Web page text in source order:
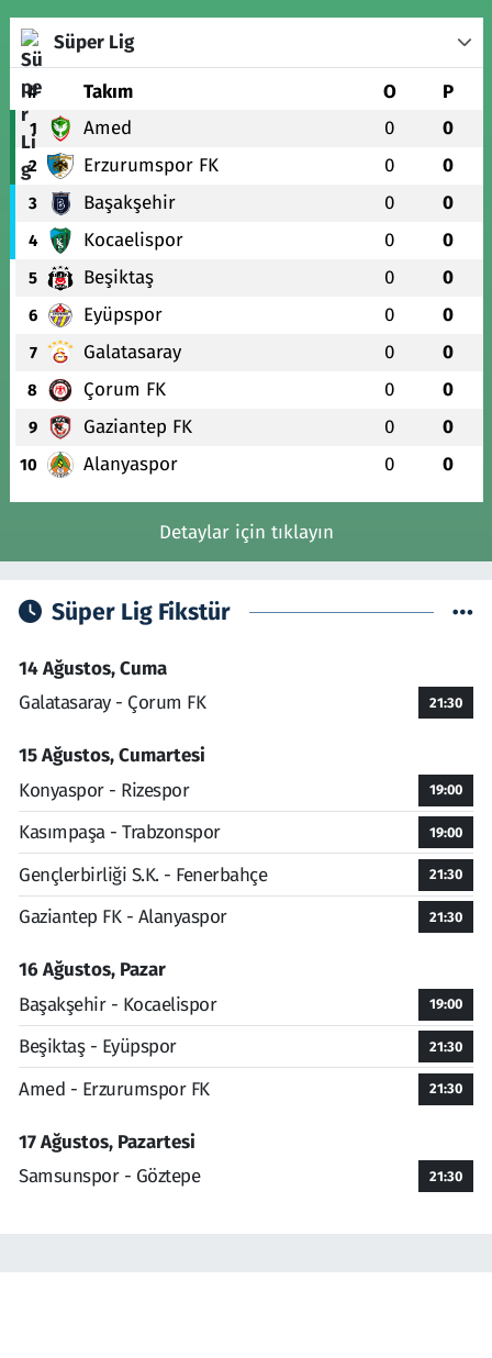
Süper Lig
# Takım O P
1 Amed 0 0
2 Erzurumspor FK 0 0
3 Başakşehir 0 0
4 Kocaelispor 0 0
5 Beşiktaş 0 0
6 Eyüpspor 0 0
7 Galatasaray 0 0
8 Çorum FK 0 0
9 Gaziantep FK 0 0
10 Alanyaspor 0 0
Detaylar için tıklayın
Süper Lig Fikstür
14 Ağustos, Cuma
Galatasaray - Çorum FK
21:30
15 Ağustos, Cumartesi
Konyaspor - Rizespor
19:00
Kasımpaşa - Trabzonspor 19:00
Gençlerbirliği S.K. - Fenerbahçe 21:30
Gaziantep FK - Alanyaspor 21:30
16 Ağustos, Pazar
Başakşehir - Kocaelispor
19:00
Beşiktaş - Eyüpspor 21:30
Amed - Erzurumspor FK 21:30
17 Ağustos, Pazartesi
Samsunspor - Göztepe
21:30